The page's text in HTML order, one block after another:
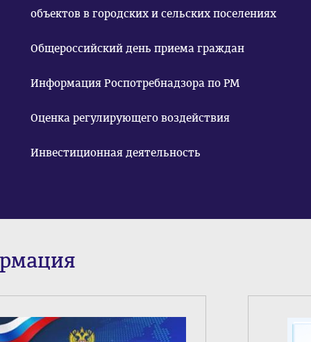
объектов в городских и сельских поселениях
Общероссийский день приема граждан
Информация Роспотребнадзора по РМ
Оценка регулирующего воздействия
Инвестиционная деятельность